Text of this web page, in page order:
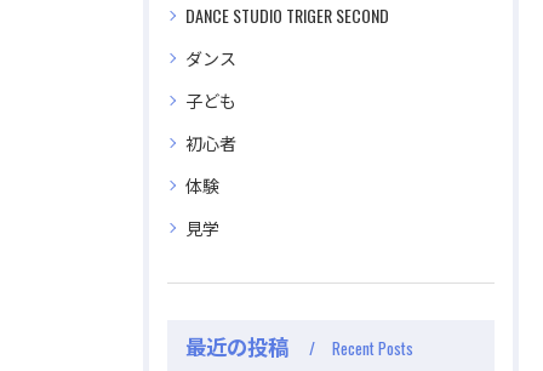
DANCE STUDIO TRIGER SECOND
ダンス
子ども
初心者
体験
見学
最近の投稿 Recent Posts